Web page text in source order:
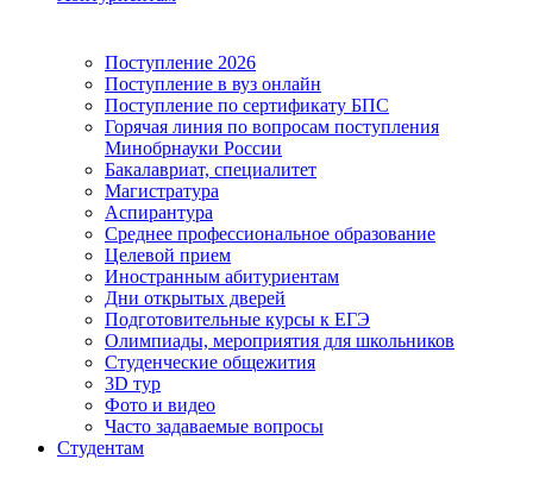
Поступление 2026
Поступление в вуз онлайн
Поступление по сертификату БПС
Горячая линия по вопросам поступления
Минобрнауки России
Бакалавриат, специалитет
Магистратура
Аспирантура
Среднее профессиональное образование
Целевой прием
Иностранным абитуриентам
Дни открытых дверей
Подготовительные курсы к ЕГЭ
Олимпиады, мероприятия для школьников
Студенческие общежития
3D тур
Фото и видео
Часто задаваемые вопросы
Студентам